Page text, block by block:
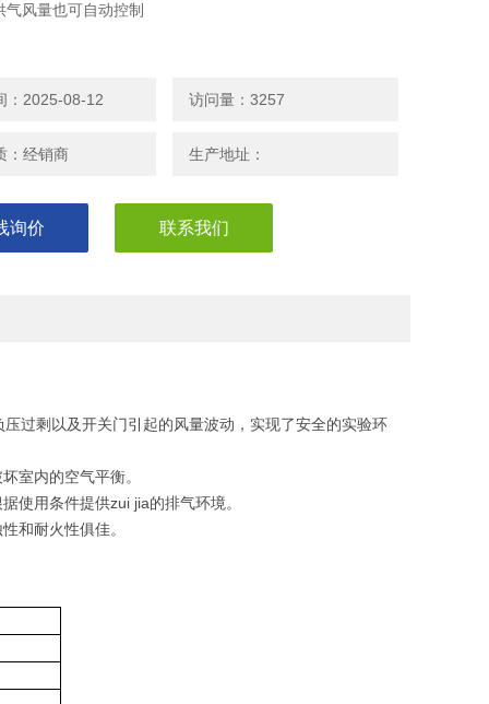
气风量也可自动控制
：2025-08-12 访问量：3257
：经销商 生产地址：
询价 联系我们
过剩以及开关门引起的风量波动，实现了安全的实验环
室内的空气平衡。
使用条件提供zui jia的排气环境。
和耐火性俱佳。